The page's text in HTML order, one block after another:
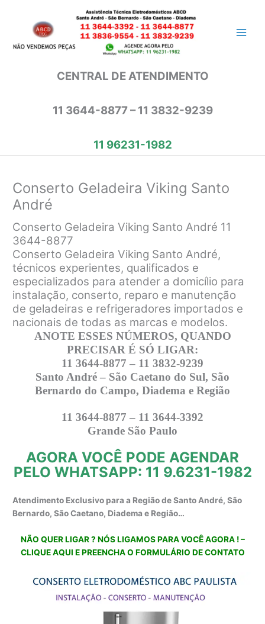
conteúdo
CENTRAL DE ATENDIMENTO
11 3644-8877 – 11 3832-9239
11 96231-1982
Conserto Geladeira Viking Santo
André
Conserto Geladeira Viking Santo André 11
3644-8877
Conserto Geladeira Viking Santo André,
técnicos experientes, qualificados e
especializados para atender a domicílio para
instalação, conserto, reparo e manutenção
de geladeiras e refrigeradores importados e
nacionais de todas as marcas e modelos.
ANOTE ESSES NÚMEROS, QUANDO
PRECISAR É SÓ LIGAR:
11 3644-8877 – 11 3832-9239
Santo André – São Caetano do Sul, São
Bernardo do Campo, Diadema e Região
11 3644-8877 – 11 3644-3392
Grande São Paulo
AGORA VOCÊ PODE AGENDAR
PELO WHATSAPP: 11 9.6231-1982
Atendimento Exclusivo para a Região de Santo André, São
Bernardo, São Caetano, Diadema e Região…
NÃO QUER LIGAR ? NÓS LIGAMOS PARA VOCÊ AGORA ! –
CLIQUE AQUI E PREENCHA O FORMULÁRIO DE CONTATO